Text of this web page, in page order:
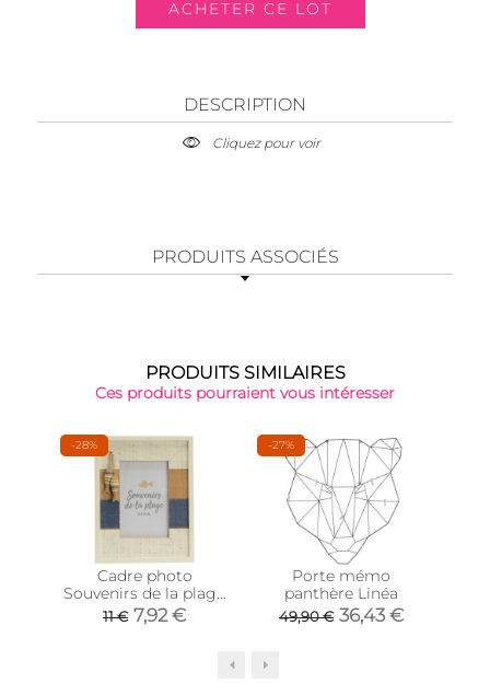
DESCRIPTION
Cliquez pour voir
PRODUITS ASSOCIÉS
PRODUITS SIMILAIRES
Ces produits pourraient vous intéresser
-28%
Cadre photo
Souvenirs de la plage
(Photo 10 x 15 cm)
11 € 7,92 €
-27%
Porte mémo
panthère Linéa
49,90 € 36,43 €